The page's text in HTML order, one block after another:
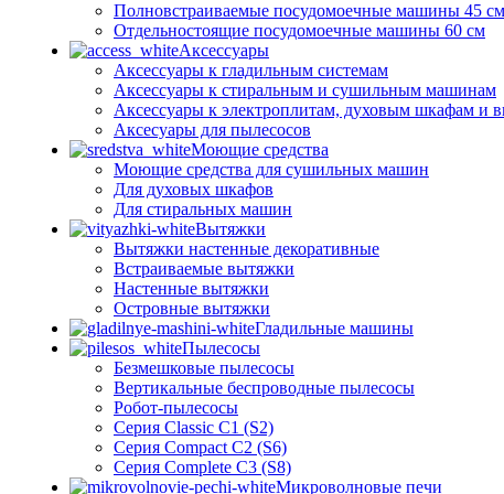
Полновстраиваемые посудомоечные машины 45 см
Отдельностоящие посудомоечные машины 60 см
Аксессуары
Аксессуары к гладильным системам
Аксессуары к стиральным и сушильным машинам
Аксессуары к электроплитам, духовым шкафам и
Аксесуары для пылесосов
Моющие средства
Моющие средства для сушильных машин
Для духовых шкафов
Для стиральных машин
Вытяжки
Вытяжки настенные декоративные
Встраиваемые вытяжки
Настенные вытяжки
Островные вытяжки
Гладильные машины
Пылесосы
Безмешковые пылесосы
Вертикальные беспроводные пылесосы
Робот-пылесосы
Серия Classic C1 (S2)
Серия Compact C2 (S6)
Серия Complete C3 (S8)
Микроволновые печи